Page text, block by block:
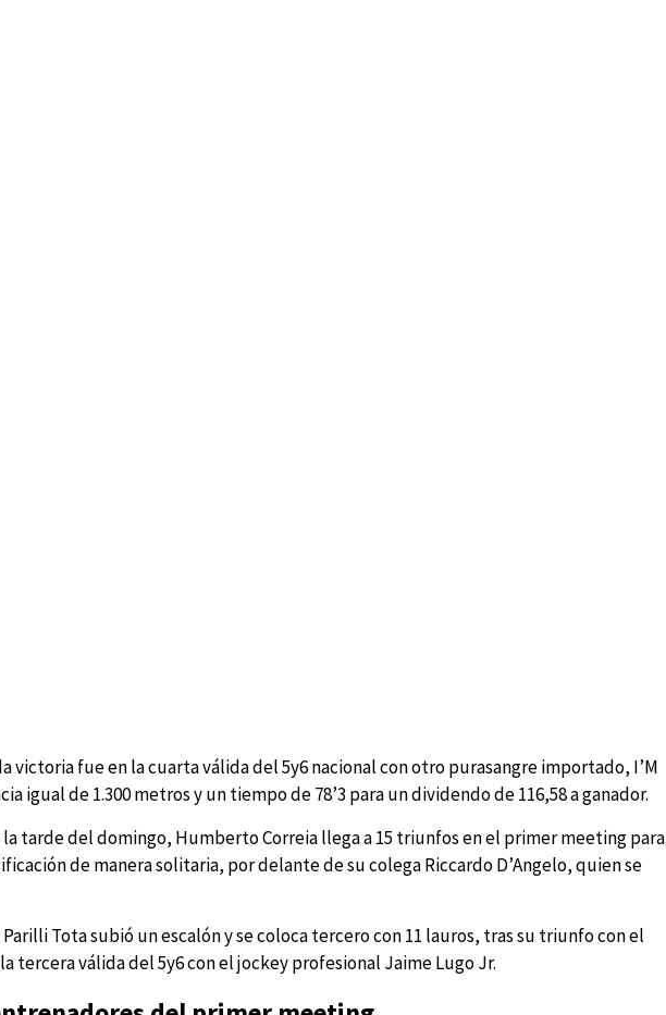
victoria fue en la cuarta válida del 5y6 nacional con otro purasangre importado, I’M
igual de 1.300 metros y un tiempo de 78’3 para un dividendo de 116,58 a ganador.
la tarde del domingo, Humberto Correia llega a 15 triunfos en el primer meeting para
de manera solitaria, por delante de su colega Riccardo D’Angelo, quien se
Tota subió un escalón y se coloca tercero con 11 lauros, tras su triunfo con el
tercera válida del 5y6 con el jockey profesional Jaime Lugo Jr.